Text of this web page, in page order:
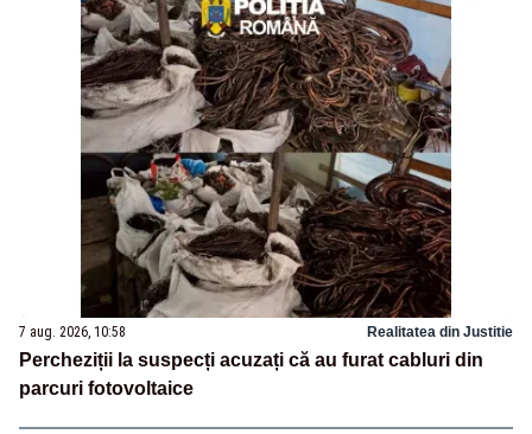
7 aug. 2026, 10:58 Realitatea din Justitie
Percheziții la suspecți acuzați că au furat cabluri din
parcuri fotovoltaice